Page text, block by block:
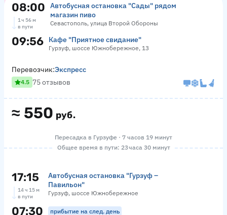
08:00
Автобусная остановка "Сады" рядом
магазин пиво
Севастополь, улица Второй Обороны
1 ч 56 м
в пути
09:56 Кафе "Приятное свидание"
Гурзуф, шоссе Южнобережное, 13
≈ 550 руб.
Перевозчик:Экспресс
4.5 75 отзывов
Пересадка в Гурзуфе · 7 часов 19 минут
Общее время в пути: 23 часа 30 минут
17:15
Автобусная остановка "Гурзуф –
Павильон"
Гурзуф, шоссе Южнобережное
14 ч 15 м
в пути
07:30 прибытие на след. день